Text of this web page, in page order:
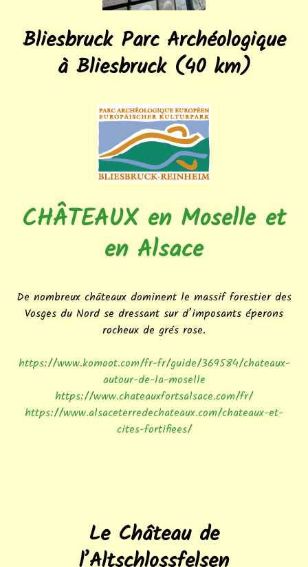
Bliesbruck Parc Archéologique
à Bliesbruck (40 km)
CHÂTEAUX en Moselle et
en Alsace
De nombreux châteaux dominent le massif forestier des
Vosges du Nord se dressant sur d’imposants éperons
rocheux de grés rose.
https://www.komoot.com/fr-fr/guide/369584/chateaux-
autour-de-la-moselle
https://www.chateauxfortsalsace.com/fr/
https://www.alsaceterredechateaux.com/chateaux-et-
cites-fortifiees/
.
.
Le Château de